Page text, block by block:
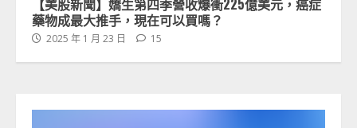
【美股新聞】嬌生第四季營收爆衝225億美元，癌症
藥物成最大推手，現在可以買嗎？
2025 年 1 月 23 日 15